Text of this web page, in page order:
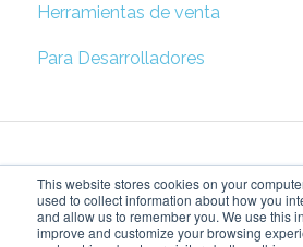
This website stores cookies on your
used to collect information about how you
and allow us to remember you. We use this
improve and customize your browsing
Configuración de Locación
Campañas
Configuración de Accesos
Price Tag Manager
Esl
Herramientas de venta
Para Desarrolladores